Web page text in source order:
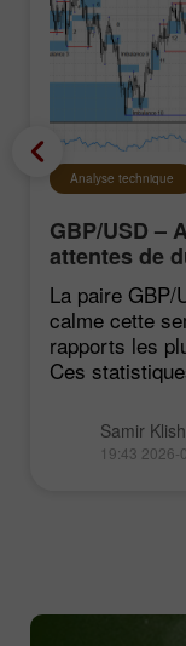
Analyse technique
GBP/USD –
attentes de
du FOMC
La paire GBP/
calme cette
rapports les
Ces
Samir
19:43 2026-